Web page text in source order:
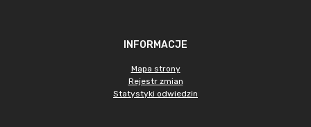
INFORMACJE
Mapa strony
Rejestr zmian
Statystyki odwiedzin